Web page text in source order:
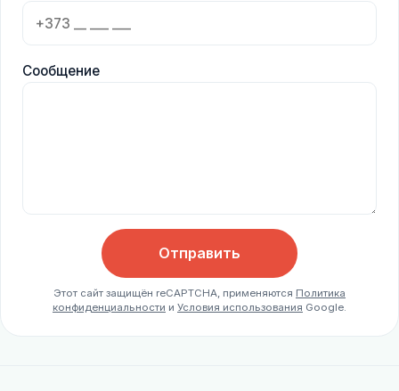
Сообщение
Отправить
Этот сайт защищён reCAPTCHA, применяются Политика
конфиденциальности и Условия использования Google.